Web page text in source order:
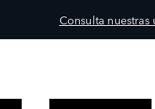
Consulta